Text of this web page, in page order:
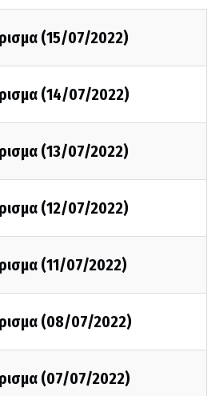
(15/07/2022)
(14/07/2022)
(13/07/2022)
(12/07/2022)
(11/07/2022)
(08/07/2022)
(07/07/2022)